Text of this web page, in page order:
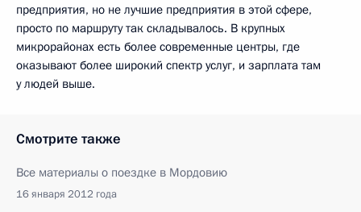
предприятия, но не лучшие предприятия в этой сфере,
просто по маршруту так складывалось. В крупных
микрорайонах есть более современные центры, где
оказывают более широкий спектр услуг, и зарплата там
у людей выше.
Смотрите также
Все материалы о поездке в Мордовию
16 января 2012 года